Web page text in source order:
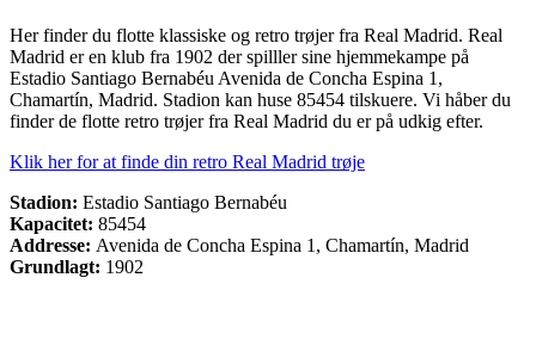
Her finder du flotte klassiske og retro trøjer fra Real Madrid. Real
Madrid er en klub fra 1902 der spilller sine hjemmekampe på
Estadio Santiago Bernabéu Avenida de Concha Espina 1,
Chamartín, Madrid. Stadion kan huse 85454 tilskuere. Vi håber du
finder de flotte retro trøjer fra Real Madrid du er på udkig efter.
Klik her for at finde din retro Real Madrid trøje
Stadion: Estadio Santiago Bernabéu
Kapacitet: 85454
Addresse: Avenida de Concha Espina 1, Chamartín, Madrid
Grundlagt: 1902